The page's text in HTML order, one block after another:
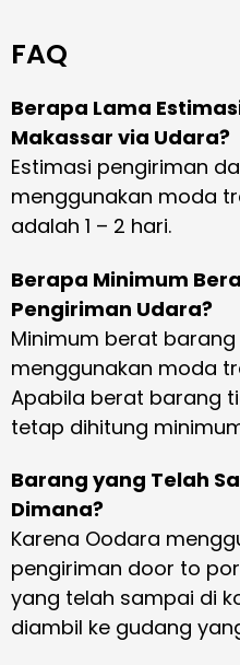
FAQ
Berapa Lama
Makassar via Udara?
Estimasi pengiriman
menggunakan moda
adalah 1 – 2 hari.
Berapa Minimum
Pengiriman Udara?
Minimum berat barang
menggunakan moda
Apabila berat barang
tetap dihitung
Barang yang Telah
Dimana?
Karena Oodara
pengiriman door to
yang telah sampai di
diambil ke gudang